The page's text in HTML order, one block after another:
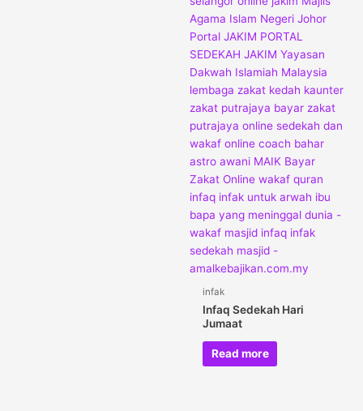
infak
Infaq Sedekah Hari
Jumaat
Read more